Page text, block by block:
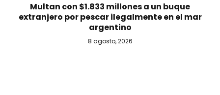
Multan con $1.833 millones a un buque
extranjero por pescar ilegalmente en el mar
argentino
8 agosto, 2026